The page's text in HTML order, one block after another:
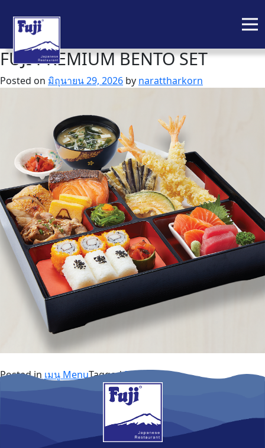
Skip
to
content
FUJI PREMIUM BENTO SET
Posted on มิถุนายน 29, 2026 by narattharkorn
Posted in เมนู MenuTaggedBento